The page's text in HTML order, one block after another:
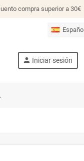
compra superior a 30€
Español
person Iniciar sesión